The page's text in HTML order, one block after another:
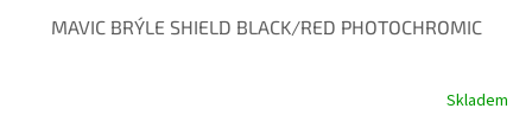
MAVIC BRÝLE SHIELD BLACK/RED PHOTOCHROMIC
Skladem